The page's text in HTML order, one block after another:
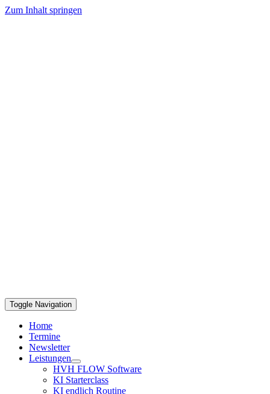
Zum Inhalt springen
Toggle Navigation
Home
Termine
Newsletter
Leistungen
HVH FLOW Software
KI Starterclass
KI endlich Routine